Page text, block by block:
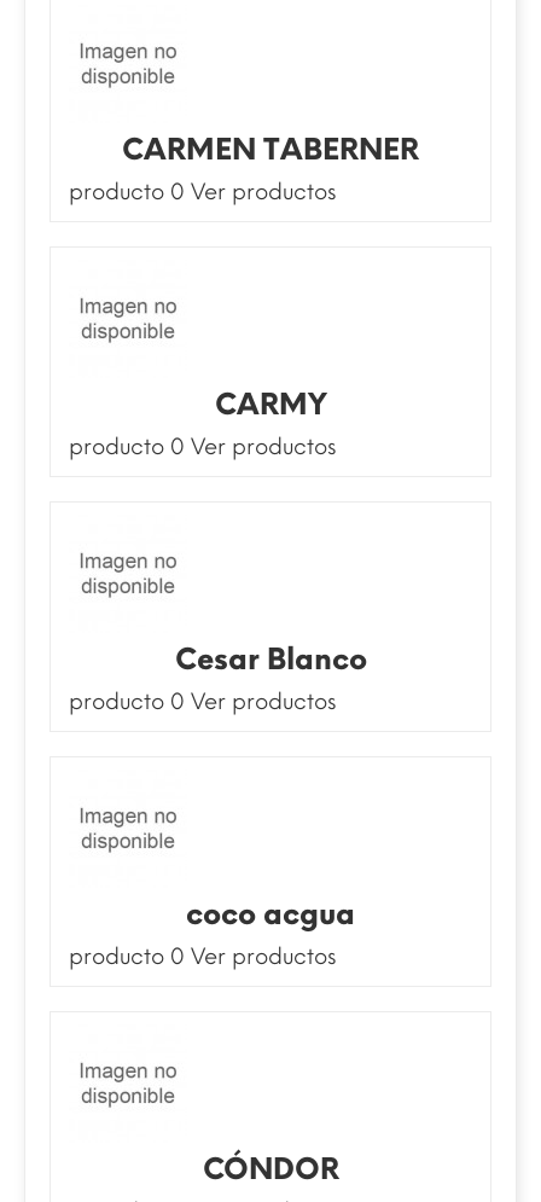
CARMEN TABERNER
producto 0 Ver productos
CARMY
producto 0 Ver productos
Cesar Blanco
producto 0 Ver productos
coco acgua
producto 0 Ver productos
CÓNDOR